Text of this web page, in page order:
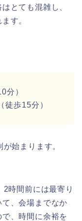
とても混雑し、
す。
分）
徒歩15分）
始まります。
時間前には最寄り
、会場までなか
、時間に余裕を